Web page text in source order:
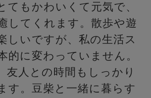
てもかわいくて元気で、
してくれます。散歩や遊
しいですが、私の生活ス
的に変わっていません。
友人との時間もしっかり
す。豆柴と一緒に暮らす